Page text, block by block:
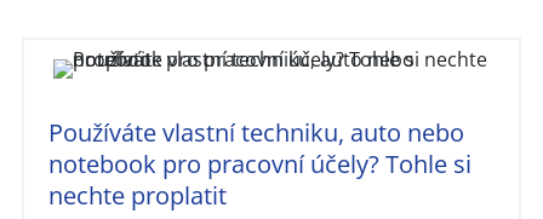
Používáte vlastní techniku, auto nebo
notebook pro pracovní účely? Tohle si
nechte proplatit